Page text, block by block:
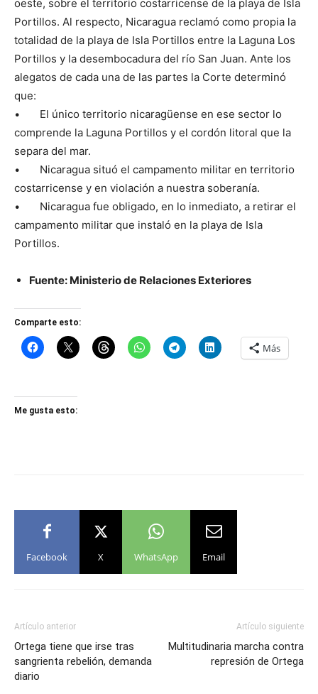
oeste, sobre el territorio costarricense de la playa de Isla
Portillos. Al respecto, Nicaragua reclamó como propia la
totalidad de la playa de Isla Portillos entre la Laguna Los
Portillos y la desembocadura del río San Juan. Ante los
alegatos de cada una de las partes la Corte determinó
que:
• El único territorio nicaragüense en ese sector lo
comprende la Laguna Portillos y el cordón litoral que la
separa del mar.
• Nicaragua situó el campamento militar en territorio
costarricense y en violación a nuestra soberanía.
• Nicaragua fue obligado, en lo inmediato, a retirar el
campamento militar que instaló en la playa de Isla
Portillos.
Fuente: Ministerio de Relaciones Exteriores
Comparte esto:
Más
Me gusta esto:
Facebook X WhatsApp Email
Artículo anterior
Ortega tiene que irse tras
sangrienta rebelión, demanda
diario
Artículo siguiente
Multitudinaria marcha contra
represión de Ortega